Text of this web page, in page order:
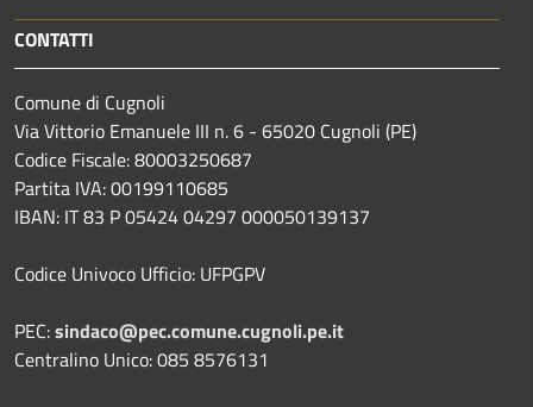
CONTATTI
Comune di Cugnoli
Via Vittorio Emanuele III n. 6 - 65020 Cugnoli (PE)
Codice Fiscale: 80003250687
Partita IVA: 00199110685
IBAN: IT 83 P 05424 04297 000050139137
Codice Univoco Ufficio: UFPGPV
PEC:sindaco@pec.comune.cugnoli.pe.it
Centralino Unico: 085 8576131